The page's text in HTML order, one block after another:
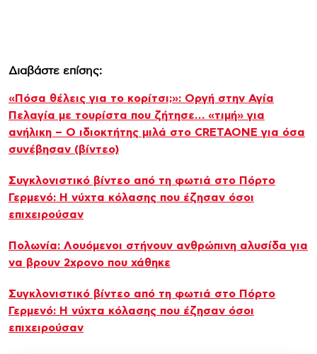
Διαβάστε επίσης:
«Πόσα θέλεις για το κορίτσι;»: Οργή στην Αγία
Πελαγία με τουρίστα που ζήτησε… «τιμή» για
ανήλικη – Ο ιδιοκτήτης μιλά στο CRETAONE για όσα
συνέβησαν (βίντεο)
Συγκλονιστικό βίντεο από τη φωτιά στο Πόρτο
Γερμενό: Η νύχτα κόλασης που έζησαν όσοι
επιχειρούσαν
Πολωνία: Λουόμενοι στήνουν ανθρώπινη αλυσίδα για
να βρουν 2χρονο που χάθηκε
Συγκλονιστικό βίντεο από τη φωτιά στο Πόρτο
Γερμενό: Η νύχτα κόλασης που έζησαν όσοι
επιχειρούσαν